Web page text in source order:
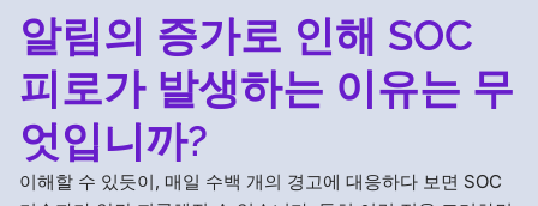
알림의 증가로 인해 SOC
피로가 발생하는 이유는 무
엇입니까?
이해할 수 있듯이, 매일 수백 개의 경고에 대응하다 보면 SOC